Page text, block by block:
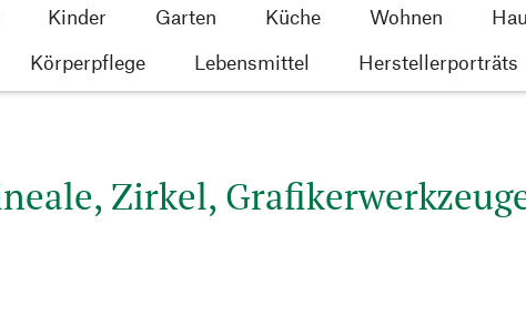
Kinder Garten Küche Wohnen
Körperpflege Lebensmittel Herstellerporträts
Zirkel,